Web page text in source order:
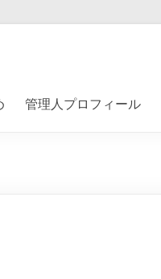
管理人プロフィール